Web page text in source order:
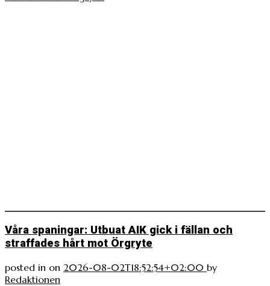
Våra spaningar: Utbuat AIK gick i fällan och
straffades hårt mot Örgryte
posted in on 2026-08-02T18:52:54+02:00 by
Redaktionen